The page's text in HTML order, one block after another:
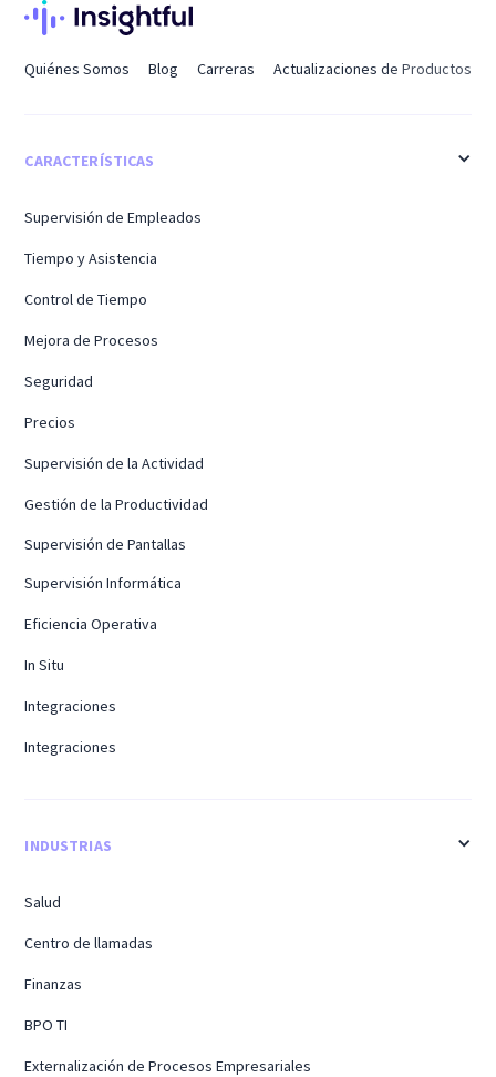
Quiénes Somos Blog Carreras Actualizaciones de Productos
CARACTERÍSTICAS
Supervisión de Empleados
Tiempo y Asistencia
Control de Tiempo
Mejora de Procesos
Seguridad
Precios
Supervisión de la Actividad
Gestión de la Productividad
Supervisión de Pantallas
Supervisión Informática
Eficiencia Operativa
In Situ
Integraciones
Integraciones
INDUSTRIAS
Salud
Centro de llamadas
Finanzas
BPO TI
Externalización de Procesos Empresariales